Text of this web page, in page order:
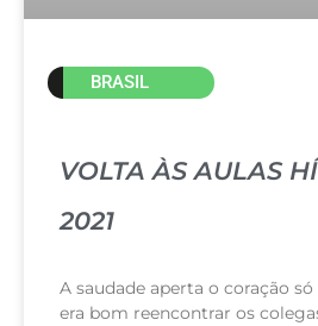
BRASIL
VOLTA ÀS AULAS
2021
A saudade aperta o coração
era bom reencontrar os